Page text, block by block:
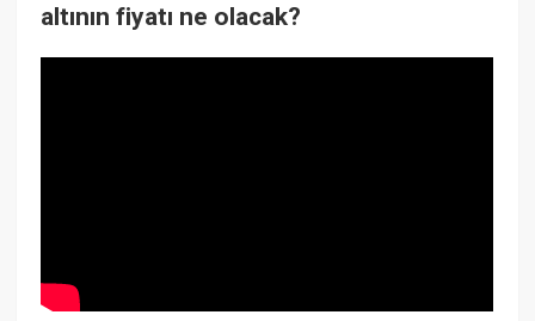
altının fiyatı ne olacak?